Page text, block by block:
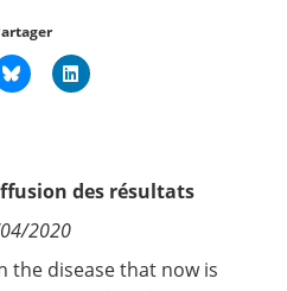
des résultats
2020
the disease that now is